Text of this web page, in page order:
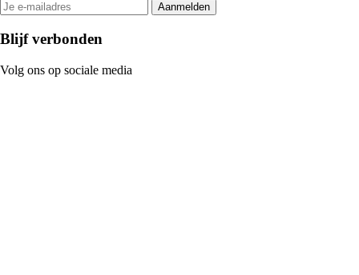
Aanmelden
Blijf verbonden
Volg ons op sociale media